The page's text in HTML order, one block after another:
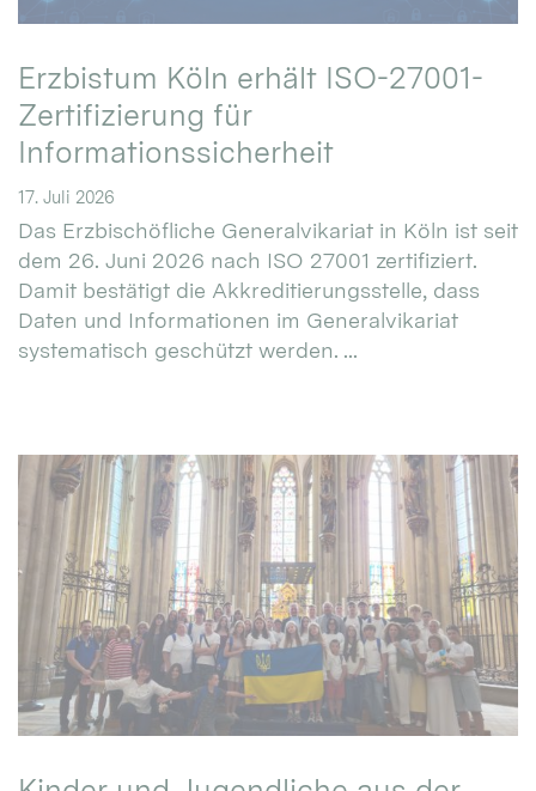
Erzbistum Köln erhält ISO-27001-
Zertifizierung für
Informationssicherheit
17. Juli 2026
Das Erzbischöfliche Generalvikariat in Köln ist seit
dem 26. Juni 2026 nach ISO 27001 zertifiziert.
Damit bestätigt die Akkreditierungsstelle, dass
Daten und Informationen im Generalvikariat
systematisch geschützt werden. ...